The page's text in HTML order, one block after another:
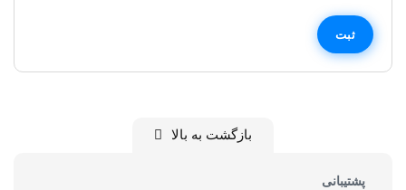
بازگشت به بالا
پشتیبانی